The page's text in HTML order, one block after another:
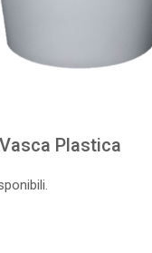
Plastica